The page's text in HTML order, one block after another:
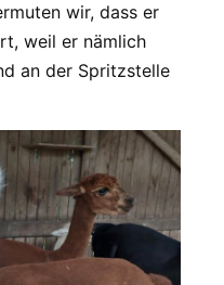
wir, dass er
weil er nämlich
an der Spritzstelle